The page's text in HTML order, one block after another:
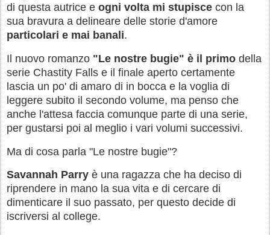
di questa autrice e ogni volta mi stupisce con la
sua bravura a delineare delle storie d'amore
particolari e mai banali.
Il nuovo romanzo "Le nostre bugie" è il primo della
serie Chastity Falls e il finale aperto certamente
lascia un po' di amaro di in bocca e la voglia di
leggere subito il secondo volume, ma penso che
anche l'attesa faccia comunque parte di una serie,
per gustarsi poi al meglio i vari volumi successivi.
Ma di cosa parla "Le nostre bugie"?
Savannah Parry è una ragazza che ha deciso di
riprendere in mano la sua vita e di cercare di
dimenticare il suo passato, per questo decide di
iscriversi al college.